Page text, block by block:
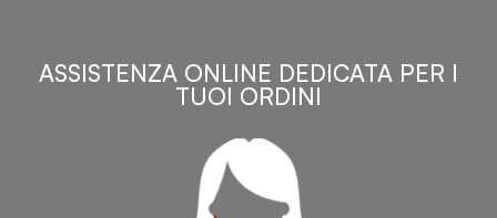
ASSISTENZA ONLINE DEDICATA PER I
TUOI ORDINI